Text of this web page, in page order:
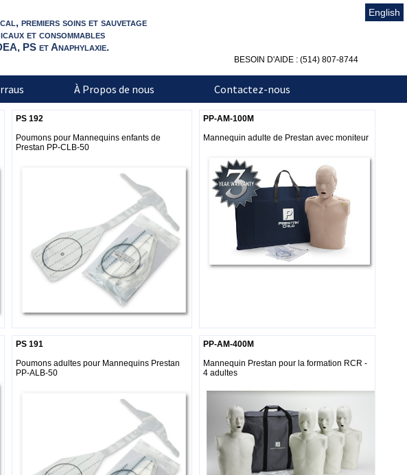
premiers soins et sauvetage
et consommables
PS et Anaphylaxie.
English
BESOIN D'AIDE : (514) 807-8744
À Propos de nous Contactez-nous
PS 192
Poumons pour Mannequins enfants de
Prestan PP-CLB-50
PP-AM-100M
Mannequin adulte de Prestan avec moniteur
PS 191
Poumons adultes pour Mannequins Prestan
PP-ALB-50
PP-AM-400M
Mannequin Prestan pour la formation RCR -
4 adultes